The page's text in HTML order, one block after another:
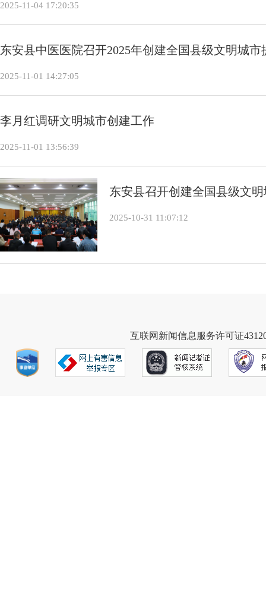
2025-11-04 17:20:35
东安县中医医院召开2025年创建全国县级文明城
2025-11-01 14:27:05
李月红调研文明城市创建工作
2025-11-01 13:56:39
东安县召开创建全国县级文
2025-10-31 11:07:12
互联网新闻信息服务许可证